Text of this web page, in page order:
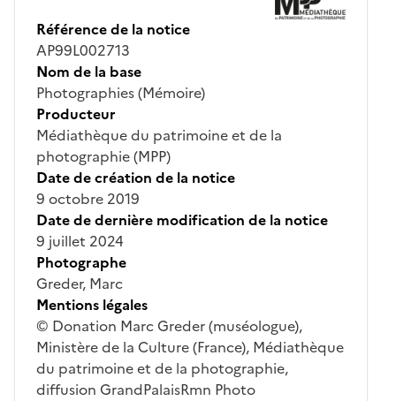
Référence de la notice
AP99L002713
Nom de la base
Photographies (Mémoire)
Producteur
Médiathèque du patrimoine et de la
photographie (MPP)
Date de création de la notice
9 octobre 2019
Date de dernière modification de la notice
9 juillet 2024
Photographe
Greder, Marc
Mentions légales
© Donation Marc Greder (muséologue),
Ministère de la Culture (France), Médiathèque
du patrimoine et de la photographie,
diffusion GrandPalaisRmn Photo